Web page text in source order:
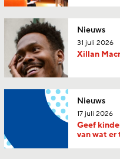
Nieuws
31 juli 2026
Xillan
Nieuws
17 juli 2026
Geef
van wat er